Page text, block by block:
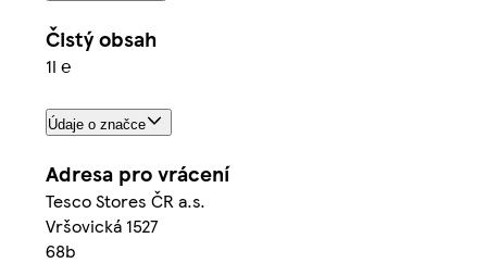
Čistý obsah
1l ℮
Údaje o značce
Adresa pro vrácení
Tesco Stores ČR a.s.
Vršovická 1527
68b